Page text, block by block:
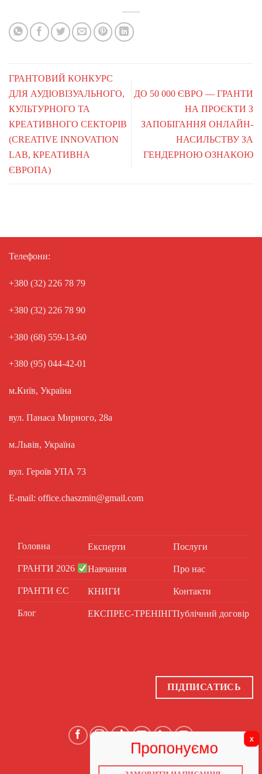
ГРАНТОВИЙ КОНКУРС
ДЛЯ АУДІОВІЗУАЛЬНОГО,
КУЛЬТУРНОГО ТА
КРЕАТИВНОГО СЕКТОРІВ
(CREATIVE INNOVATION
LAB, КРЕАТИВНА
ЄВРОПА)
ДО 50 000 ЄВРО — ГРАНТИ
НА ПРОЄКТИ З
ЗАПОБІГАННЯ ОНЛАЙН-
НАСИЛЬСТВУ ЗА
ГЕНДЕРНОЮ ОЗНАКОЮ
Телефони:
+380 (32) 226 78 79
+380 (32) 226 78 90
+380 (68) 559-13-60
+380 (95) 044-42-01
м.Київ, Україна
вул. Панаса Мирного, 28а
м.Львів, Україна
вул. Героїв УПА 73
E-mail: office.chaszmin@gmail.com
Головна
ГРАНТИ 2026
ГРАНТИ ЄС
Блог
Експерти
Навчання
КНИГИ
ЕКСПРЕС-ТРЕНІНГ
Послуги
Про нас
Контакти
Публічний договір
ПІДПИСАТИСЬ